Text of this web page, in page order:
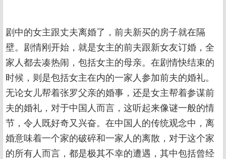
剧中的女主跟丈夫离婚了，前夫新买的房子就在隔
壁。剧情刚开始，就是女主的前夫跟新女友订婚，全
家人都去凑热闹，包括女主的母亲。在剧情快结束的
时候，则是包括女主在内的一家人参加前夫的婚礼。
无论女儿帮着张罗父亲的婚事，还是女主帮着参谋前
夫的婚礼，对于中国人而言，这听起来像谜一般的情
节，令人既好奇又兴奋。在中国人的传统观念中，离
婚意味着一个家的破碎和一家人的离散，对于这个家
的所有人而言，都是极其不幸的遭遇，其中包括曾经